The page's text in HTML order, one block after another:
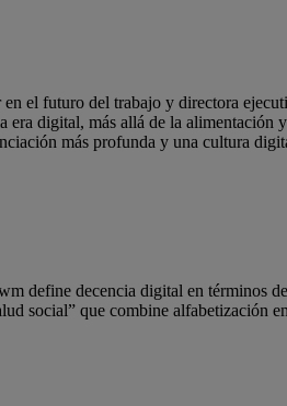
el futuro del trabajo y directora
era digital, más allá de la
más profunda y una cultura
define decencia digital en términos
social” que combine alfabetización